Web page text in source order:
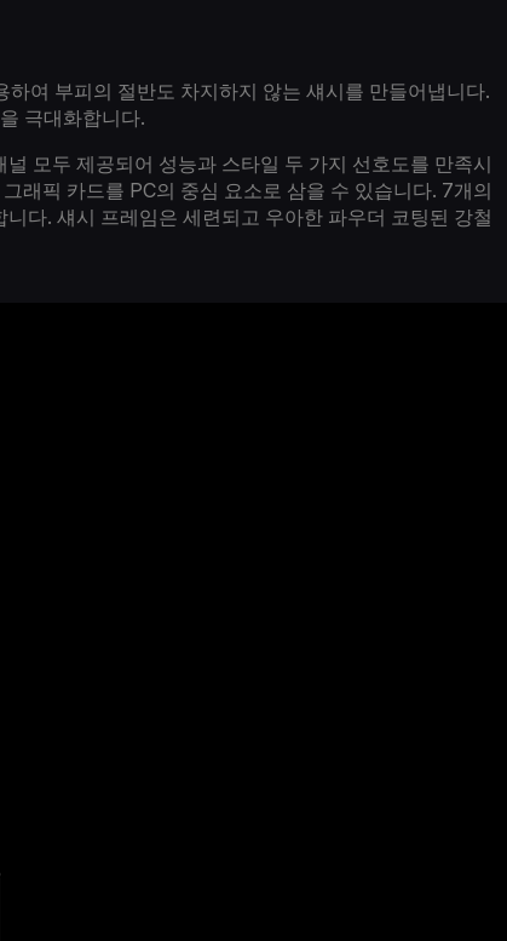
여 부피의 절반도 차지하지 않는 섀시를 만들어냅니다.
을 극대화합니다.
모두 제공되어 성능과 스타일 두 가지 선호도를 만족시
래픽 카드를 PC의 중심 요소로 삼을 수 있습니다. 7개의
다. 섀시 프레임은 세련되고 우아한 파우더 코팅된 강철